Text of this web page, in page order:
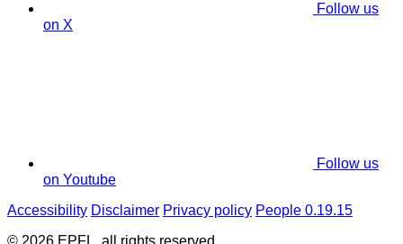
Follow us
on X
Follow us
on Youtube
Accessibility Disclaimer Privacy policy People 0.19.15